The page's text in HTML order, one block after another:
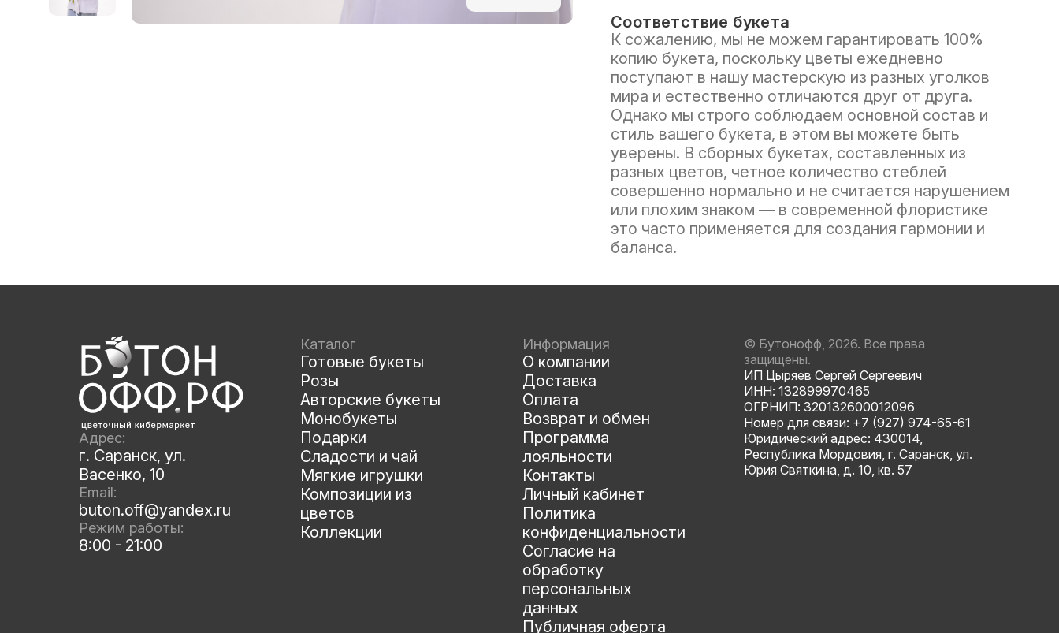
Соответствие букета
К сожалению, мы не можем гарантировать 100%
копию букета, поскольку цветы ежедневно
поступают в нашу мастерскую из разных уголков
мира и естественно отличаются друг от друга.
Однако мы строго соблюдаем основной состав и
стиль вашего букета, в этом вы можете быть
уверены. В сборных букетах, составленных из
разных цветов, четное количество стеблей
совершенно нормально и не считается нарушением
или плохим знаком — в современной флористике
это часто применяется для создания гармонии и
баланса.
Адрес:
г. Саранск, ул.
Васенко, 10
Email:
buton.off@yandex.ru
Режим работы:
8:00 - 21:00
Каталог
Готовые букеты
Розы
Авторские букеты
Монобукеты
Подарки
Сладости и чай
Мягкие игрушки
Композиции из
цветов
Коллекции
Информация
О компании
Доставка
Оплата
Возврат и обмен
Программа
лояльности
Контакты
Личный кабинет
Политика
конфиденциальности
Согласие на
обработку
персональных
данных
Публичная оферта
© Бутонофф, 2026. Все права
защищены.
ИП Цыряев Сергей Сергеевич
ИНН: 132899970465
ОГРНИП: 320132600012096
Номер для связи: +7 (927) 974-65-61
Юридический адрес: 430014,
Республика Мордовия, г. Саранск, ул.
Юрия Святкина, д. 10, кв. 57